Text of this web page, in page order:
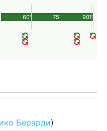
90'
60' 75' 1'
Берарди)